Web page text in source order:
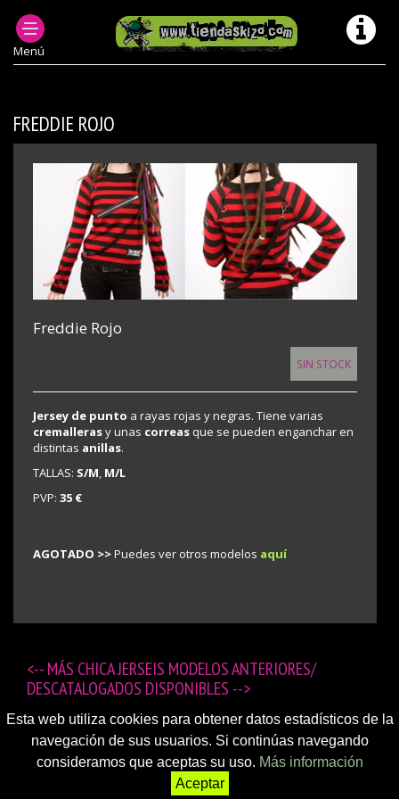
Menú
ROPA PUNK MUJER
JERSÉIS PUNK MUJER
CHICA JERSEIS MODELOS ANTERIORES/ DESCATALOGADOS
FREDDIE ROJO
Freddie Rojo
SIN STOCK
Jersey de punto a rayas rojas y negras. Tiene varias
cremallerasy unas correas que se pueden enganchar en
distintas anillas.
TALLAS: S/M M/L
PVP: 35 €
AGOTADO >>Puedes ver otros modelos aquí
<-- MÁS CHICA JERSEIS MODELOS ANTERIORES/
DESCATALOGADOS DISPONIBLES -->
Esta web utiliza cookies para obtener datos estadísticos de la
navegación de sus usuarios. Si continúas navegando
consideramos que aceptas su uso. Más información
Aceptar